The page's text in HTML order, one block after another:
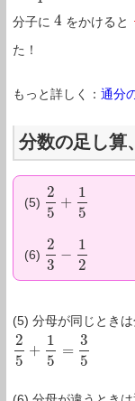
分子に 4
4 をかけると
た！
もっと詳しく： 通分
分数の足し算
(5)
2
5
+
1
5
25 +1 5
(6)
2
3
−
1
2
23 −1 2
(5) 分母が同じときは
2
5
+
1
5
=
3
5
25 +1 5= 5